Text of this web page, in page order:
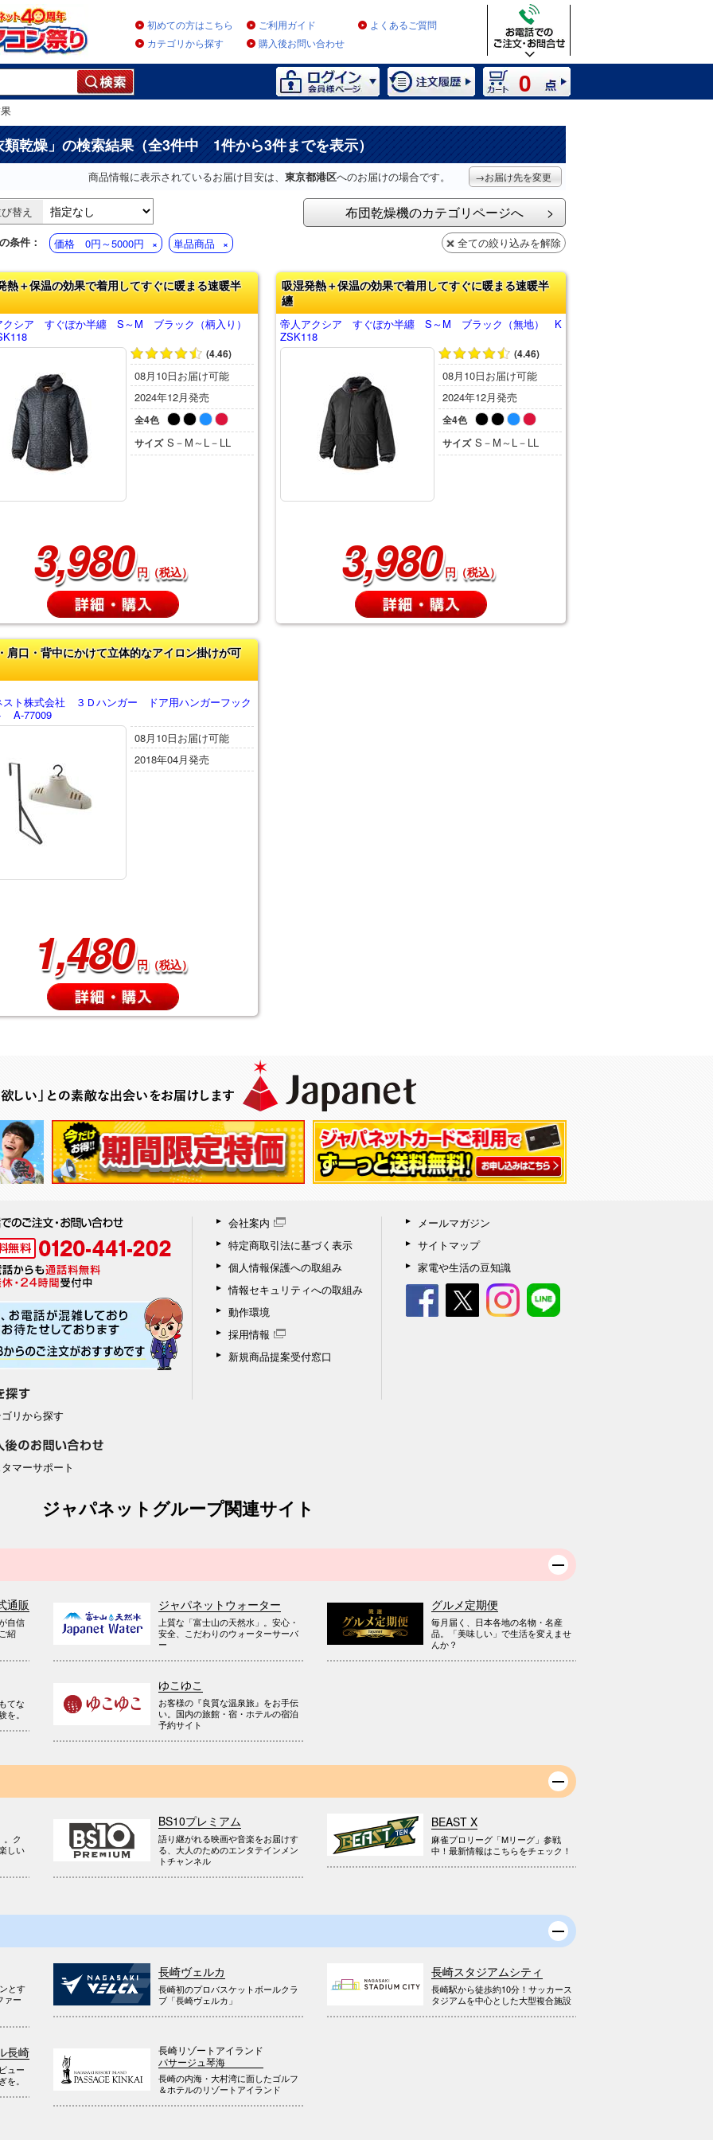
初めての方はこちら ご利用ガイド
よくあるご質問
カテゴリから探す
購入後お問い合わせ
0
類乾燥」の検索結果（全3件中 1件から3件までを表示）
商品情報に表示されているお届け目安は、 東京都港区へのお届けの場合です。 →お届け先を変更
替え 布団乾燥機のカテゴリページへ
条件： 価格 0円～5000円 単品商品 全ての絞り込みを解除
熱＋保温の効果で着用してすぐに暖まる速暖半
クシア すぐぽか半纏 S～M ブラック（柄入り）
(4.46)
08月10日お届け可能
2024年12月発売
全4色
サイズ S－M～L－LL
3,980 円（税込）
吸湿発熱＋保温の効果で着用してすぐに暖まる速暖半
纏
帝人アクシア すぐぽか半纏 S～M ブラック（無地） K
ZSK118
(4.46)
08月10日お届け可能
2024年12月発売
全4色
サイズ S－M～L－LL
3,980 円（税込）
肩口・背中にかけて立体的なアイロン掛けが可
スト株式会社 ３Ｄハンガー ドア用ハンガーフック
A-77009
08月10日お届け可能
2018年04月発売
1,480 円（税込）
リから探す
マーサポート
会社案内
特定商取引法に基づく表示
個人情報保護への取組み
情報セキュリティへの取組み
動作環境
採用情報
新規商品提案受付窓口
メールマガジン
サイトマップ
家電や生活の豆知識
ジャパネットグループ関連サイト
通販
自信
紹
ジャパネットウォーター
上質な「富士山の天然水」。安心・
安全、こだわりのウォーターサーバ
ー
グルメ定期便
毎月届く、日本各地の名物・名産
品。「美味しい」で生活を変えませ
んか？
てな
。
ゆこゆこ
お客様の『良質な温泉旅』をお手伝
い。国内の旅館・宿・ホテルの宿泊
予約サイト
。ク
しい
BS10プレミアム
語り継がれる映画や音楽をお届けす
る、大人のためのエンタテインメン
トチャンネル
BEAST X
麻雀プロリーグ「Mリーグ」参戦
中！最新情報はこちらをチェック！
とす
ァー
長崎ヴェルカ
長崎初のプロバスケットボールクラ
ブ「長崎ヴェルカ」
長崎スタジアムシティ
長崎駅から徒歩約10分！サッカース
タジアムを中心とした大型複合施設
長崎
ュー
。
長崎リゾートアイランド
パサージュ琴海
長崎の内海・大村湾に面したゴルフ
＆ホテルのリゾートアイランド